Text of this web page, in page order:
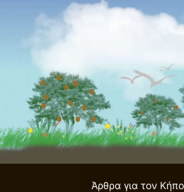
περιεχόμενο
Άρθρα για τον Κήπο